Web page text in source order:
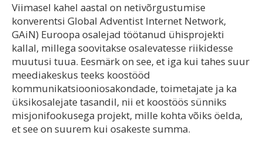
Viimasel kahel aastal on netivõrgustumise
konverentsi Global Adventist Internet Network,
GAiN) Euroopa osalejad töötanud ühisprojekti
kallal, millega soovitakse osalevatesse riikidesse
muutusi tuua. Eesmärk on see, et iga kui tahes suur
meediakeskus teeks koostööd
kommunikatsiooniosakondade, toimetajate ja ka
üksikosalejate tasandil, nii et koostöös sünniks
misjonifookusega projekt, mille kohta võiks öelda,
et see on suurem kui osakeste summa.